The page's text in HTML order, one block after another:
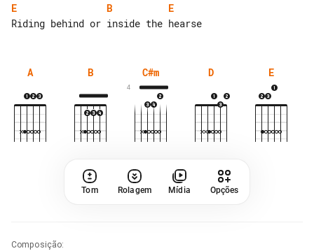
E
B
E
A B C#m
4
D E
Tom Rolagem Mídia Opções
Composição: